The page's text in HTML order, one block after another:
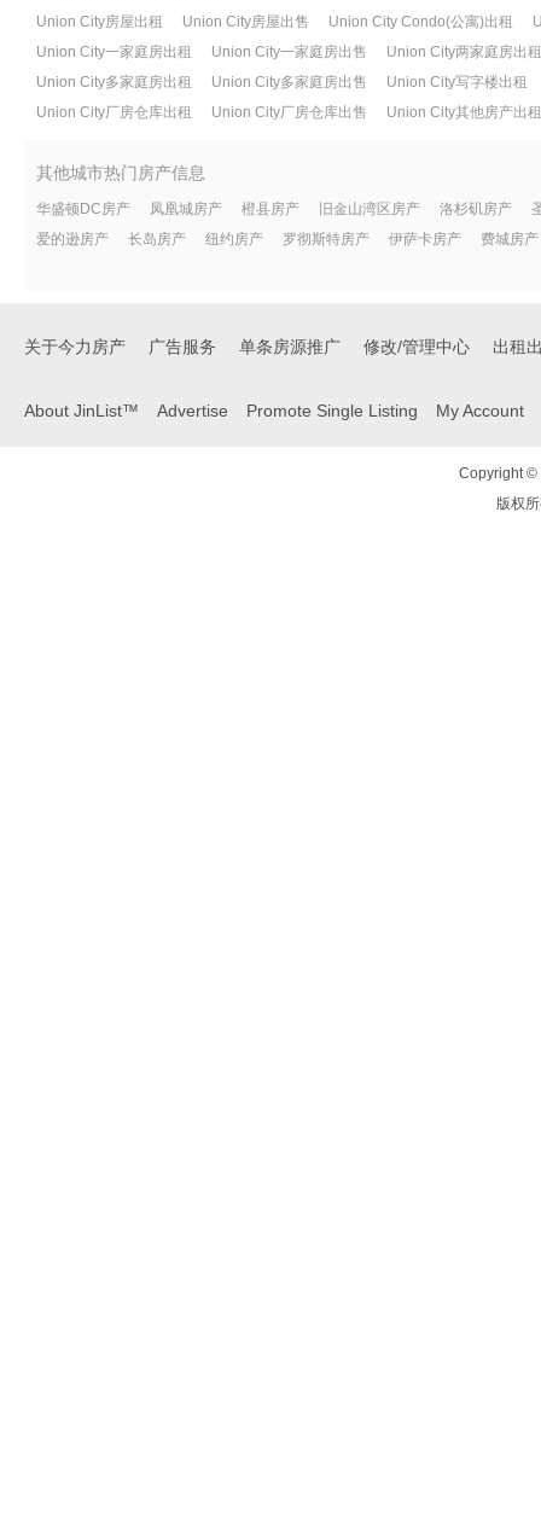
Union City房屋出租 Union City房屋出售 Union City Condo(公寓)出租
Union City一家庭房出租
Union City一家庭房出售
Union City两家庭房出租
Union City多家庭房出租
Union City多家庭房出售
Union City写字楼出租
Union City厂房仓库出租
Union City厂房仓库出售 Union City其他房产出租
其他城市热门房产信息
华盛顿DC房产 凤凰城房产 橙县房产 旧金山湾区房产 洛杉矶房产
爱的逊房产
长岛房产 纽约房产 罗彻斯特房产 伊萨卡房产 费城房产
关于今力房产 广告服务 单条房源推广 修改/管理中心 出租
About JinList™ Advertise Promote Single Listing My Account
Copyright ©
版权